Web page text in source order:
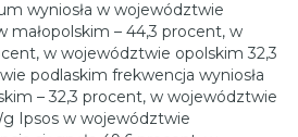
wyniosła w województwie
małopolskim – 44,3 procent, w
w województwie opolskim 32,3
podlaskim frekwencja wyniosła
– 32,3 procent, w województwie
Ipsos w województwie